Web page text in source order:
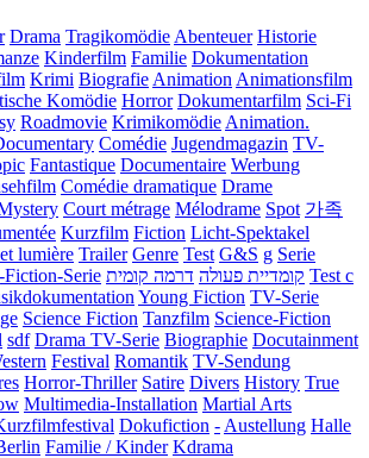
Drama Tragikomödie Abenteuer Historie
Kinderfilm Familie Dokumentation
Krimi Biografie Animation Animationsfilm
Komödie Horror Dokumentarfilm Sci-Fi
Roadmovie Krimikomödie Animation.
Comédie Jugendmagazin TV-
Fantastique Documentaire Werbung
Comédie dramatique Drame
Court métrage Mélodrame Spot 가족
Kurzfilm Fiction Licht-Spektakel
lumière Trailer Genre Test G&S g Serie
Fiction-Serie קומדיית פעולה דרמה קומית
Test c
Young Fiction TV-Serie
Science Fiction Tanzfilm Science-Fiction
sdf Drama TV-Serie Biographie Docutainment
Festival Romantik TV-Sendung
Horror-Thriller Satire Divers History True
Multimedia-Installation Martial Arts
Dokufiction - Austellung Halle
Familie / Kinder Kdrama